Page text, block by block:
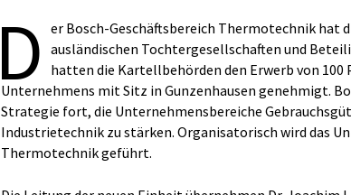
D er Bosch-Geschäftsbereich Thermotechnik hat
ausländischen Tochtergesellschaften und
hatten die Kartellbehörden den Erwerb von 100
Unternehmens mit Sitz in Gunzenhausen genehmigt.
Strategie fort, die Unternehmensbereiche
Industrietechnik zu stärken. Organisatorisch wird das
Thermotechnik geführt.